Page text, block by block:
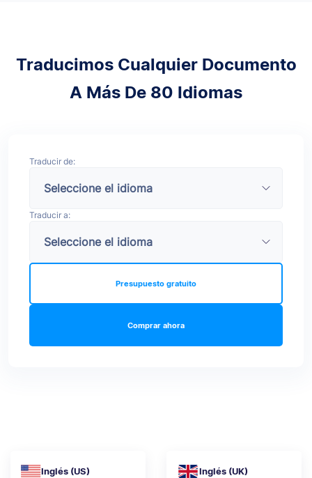
Traducimos Cualquier Documento
A Más De 80 Idiomas
Traducir de:
Traducir a:
Comprar ahora
Presupuesto gratuito
Inglés (US) Inglés (UK)